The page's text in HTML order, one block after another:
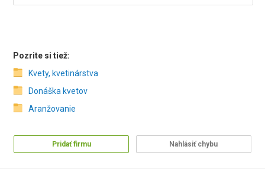
Pozrite si tiež:
Kvety, kvetinárstva
Donáška kvetov
Aranžovanie
Pridať firmu Nahlásiť chybu